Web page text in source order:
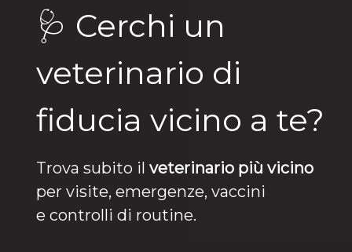
🩺 Cerchi un
veterinario di
fiducia vicino a te?
Trova subito il veterinario più vicino
per visite, emergenze, vaccini
e controlli di routine.